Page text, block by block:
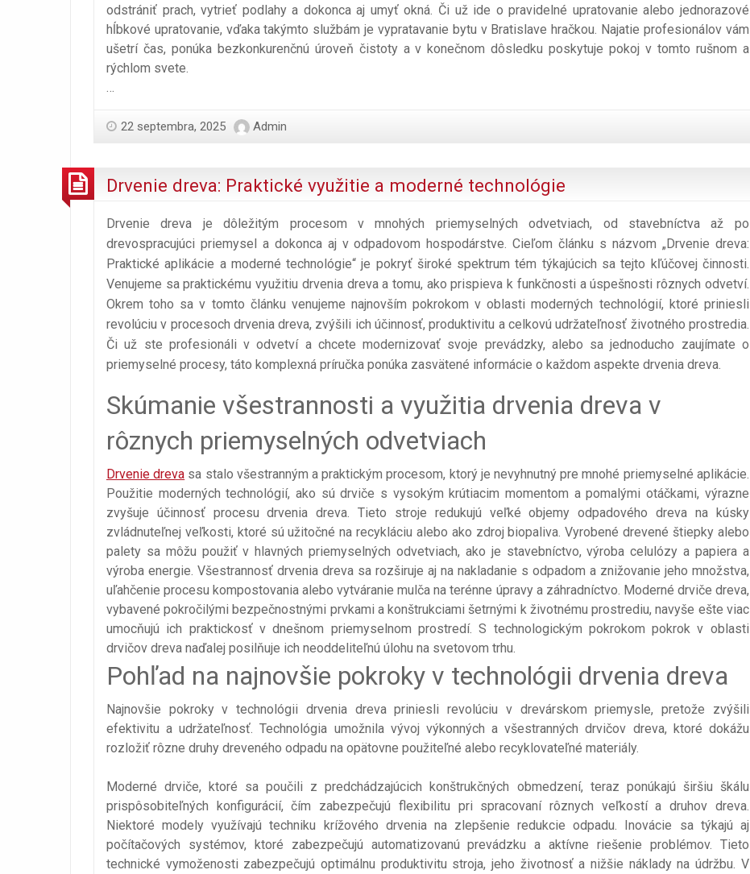
odstrániť prach, vytrieť podlahy a dokonca aj umyť okná. Či už ide o pravidelné upratovanie alebo jednorazové
hĺbkové upratovanie, vďaka takýmto službám je vypratavanie bytu v Bratislave hračkou. Najatie profesionálov vám
ušetrí čas, ponúka bezkonkurenčnú úroveň čistoty a v konečnom dôsledku poskytuje pokoj v tomto rušnom a
rýchlom svete.
…
22 septembra, 2025 Admin
Drvenie dreva: Praktické využitie a moderné technológie
Drvenie dreva je dôležitým procesom v mnohých priemyselných odvetviach, od stavebníctva až po
drevospracujúci priemysel a dokonca aj v odpadovom hospodárstve. Cieľom článku s názvom „Drvenie dreva:
Praktické aplikácie a moderné technológie“ je pokryť široké spektrum tém týkajúcich sa tejto kľúčovej činnosti.
Venujeme sa praktickému využitiu drvenia dreva a tomu, ako prispieva k funkčnosti a úspešnosti rôznych odvetví.
Okrem toho sa v tomto článku venujeme najnovším pokrokom v oblasti moderných technológií, ktoré priniesli
revolúciu v procesoch drvenia dreva, zvýšili ich účinnosť, produktivitu a celkovú udržateľnosť životného prostredia.
Či už ste profesionáli v odvetví a chcete modernizovať svoje prevádzky, alebo sa jednoducho zaujímate o
priemyselné procesy, táto komplexná príručka ponúka zasvätené informácie o každom aspekte drvenia dreva.
Skúmanie všestrannosti a využitia drvenia dreva v
rôznych priemyselných odvetviach
Drvenie dreva sa stalo všestranným a praktickým procesom, ktorý je nevyhnutný pre mnohé priemyselné aplikácie.
Použitie moderných technológií, ako sú drviče s vysokým krútiacim momentom a pomalými otáčkami, výrazne
zvyšuje účinnosť procesu drvenia dreva. Tieto stroje redukujú veľké objemy odpadového dreva na kúsky
zvládnuteľnej veľkosti, ktoré sú užitočné na recykláciu alebo ako zdroj biopaliva. Vyrobené drevené štiepky alebo
palety sa môžu použiť v hlavných priemyselných odvetviach, ako je stavebníctvo, výroba celulózy a papiera a
výroba energie. Všestrannosť drvenia dreva sa rozširuje aj na nakladanie s odpadom a znižovanie jeho množstva,
uľahčenie procesu kompostovania alebo vytváranie mulča na terénne úpravy a záhradníctvo. Moderné drviče dreva,
vybavené pokročilými bezpečnostnými prvkami a konštrukciami šetrnými k životnému prostrediu, navyše ešte viac
umocňujú ich praktickosť v dnešnom priemyselnom prostredí. S technologickým pokrokom pokrok v oblasti
drvičov dreva naďalej posilňuje ich neoddeliteľnú úlohu na svetovom trhu.
Pohľad na najnovšie pokroky v technológii drvenia dreva
Najnovšie pokroky v technológii drvenia dreva priniesli revolúciu v drevárskom priemysle, pretože zvýšili
efektivitu a udržateľnosť. Technológia umožnila vývoj výkonných a všestranných drvičov dreva, ktoré dokážu
rozložiť rôzne druhy dreveného odpadu na opätovne použiteľné alebo recyklovateľné materiály.
Moderné drviče, ktoré sa poučili z predchádzajúcich konštrukčných obmedzení, teraz ponúkajú širšiu škálu
prispôsobiteľných konfigurácií, čím zabezpečujú flexibilitu pri spracovaní rôznych veľkostí a druhov dreva.
Niektoré modely využívajú techniku krížového drvenia na zlepšenie redukcie odpadu. Inovácie sa týkajú aj
počítačových systémov, ktoré zabezpečujú automatizovanú prevádzku a aktívne riešenie problémov. Tieto
technické vymoženosti zabezpečujú optimálnu produktivitu stroja, jeho životnosť a nižšie náklady na údržbu. V